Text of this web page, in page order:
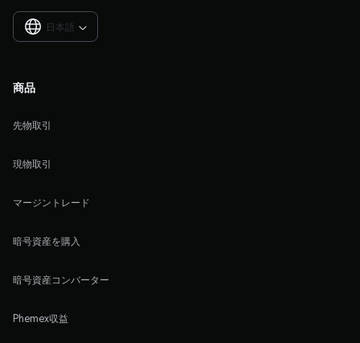
日本語 
商品
先物取引
現物取引
マージントレード
暗号資産を購入
暗号資産コンバーター
Phemex収益